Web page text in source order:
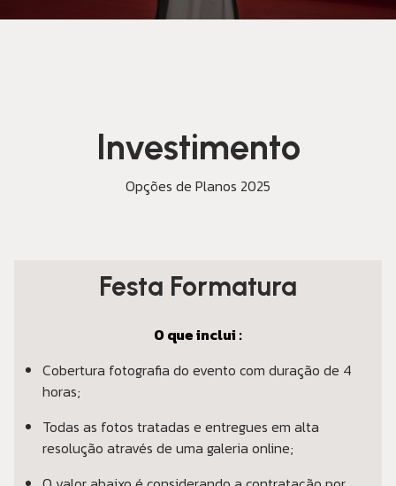
Investimento
Opções de Planos 2025
Festa Formatura
O que inclui :
Cobertura fotografia do evento com duração de 4
horas;
Todas as fotos tratadas e entregues em alta
resolução através de uma galeria online;